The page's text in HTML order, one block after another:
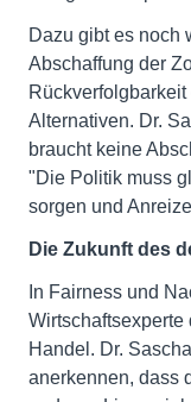
Dazu gibt es noch
Abschaffung der
Alternativen. Dr.
braucht keine
"Die Politik muss
sorgen und
Die Zukunft des
In Fairness und
Wirtschaftsexperte
Handel. Dr.
anerkennen, dass